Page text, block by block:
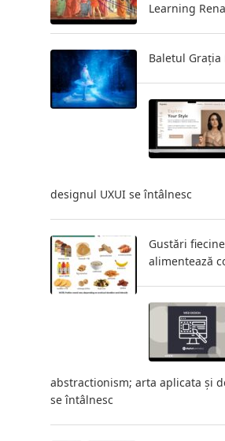
Learning
Baletul
designul UXUI se întâlnesc
Gustări
alimentează
abstractionism; arta aplicata și
se întâlnesc